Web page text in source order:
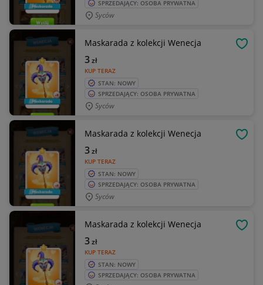
SPRZEDAJĄCY: OSOBA PRYWATNA
Syców
Maskarada z kolekcji Wenecja
KUP TERAZ
3zł
STAN: NOWY
SPRZEDAJĄCY: OSOBA PRYWATNA
Syców
Maskarada z kolekcji Wenecja
KUP TERAZ
3zł
STAN: NOWY
SPRZEDAJĄCY: OSOBA PRYWATNA
Syców
Maskarada z kolekcji Wenecja
KUP TERAZ
3zł
STAN: NOWY
SPRZEDAJĄCY: OSOBA PRYWATNA